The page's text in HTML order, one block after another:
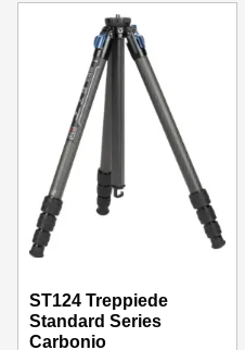
ST124 Treppiede
Standard Series
Carbonio